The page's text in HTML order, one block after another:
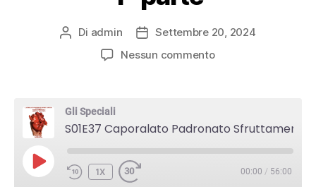
Autore
articolo
Di admin
DataSettembre 20, 2024
Nessun commentosu
1ª
parte
Gli Speciali
PLAY
EPISODE
1X 00:00 / 56:00